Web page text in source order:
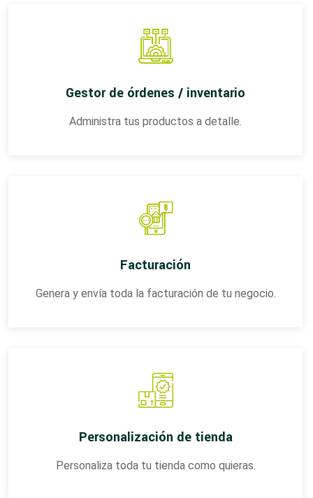
Gestor de órdenes / inventario
Administra tus productos a detalle.
Facturación
Genera y envía toda la facturación de tu negocio.
Personalización de tienda
Personaliza toda tu tienda como quieras.